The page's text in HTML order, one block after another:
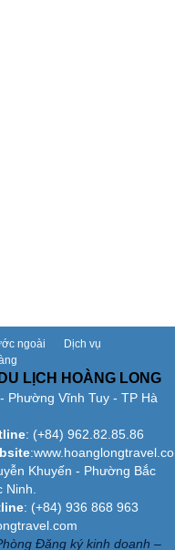
ngoài
Dịch vụ
LỊCH HOÀNG LONG
Phường Vĩnh Tuy - TP Hà
: (+84) 962.82.85.86
:www.
Khuyến - Phường Bắc
: (+84) 936 868 963
Đăng ký kinh doanh –